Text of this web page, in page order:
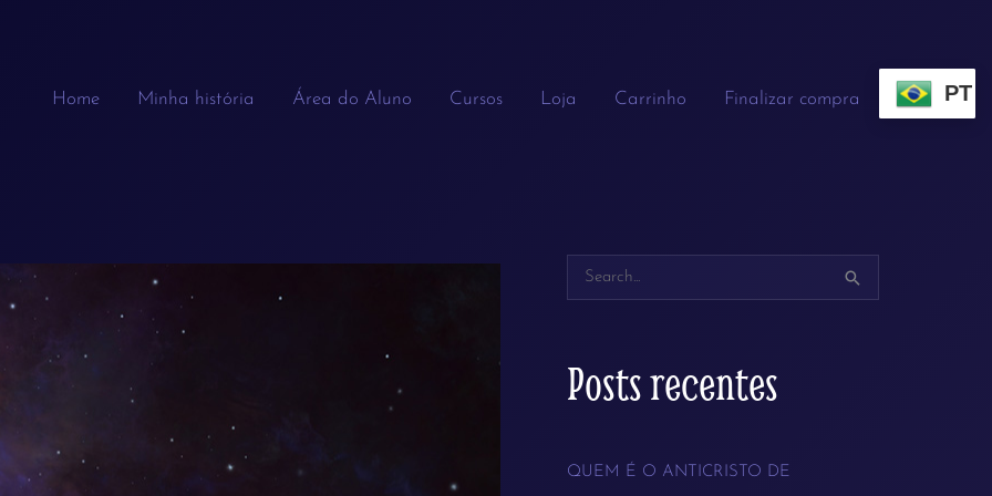
Home Minha história Área do Aluno Cursos Loja Carrinho Finalizar compra PT
s
q
i
Posts recentes
QUEM É O ANTICRISTO DE